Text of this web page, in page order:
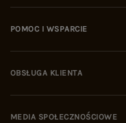
POMOC I WSPARCIE
OBSŁUGA KLIENTA
MEDIA SPOŁECZNOŚCIOWE